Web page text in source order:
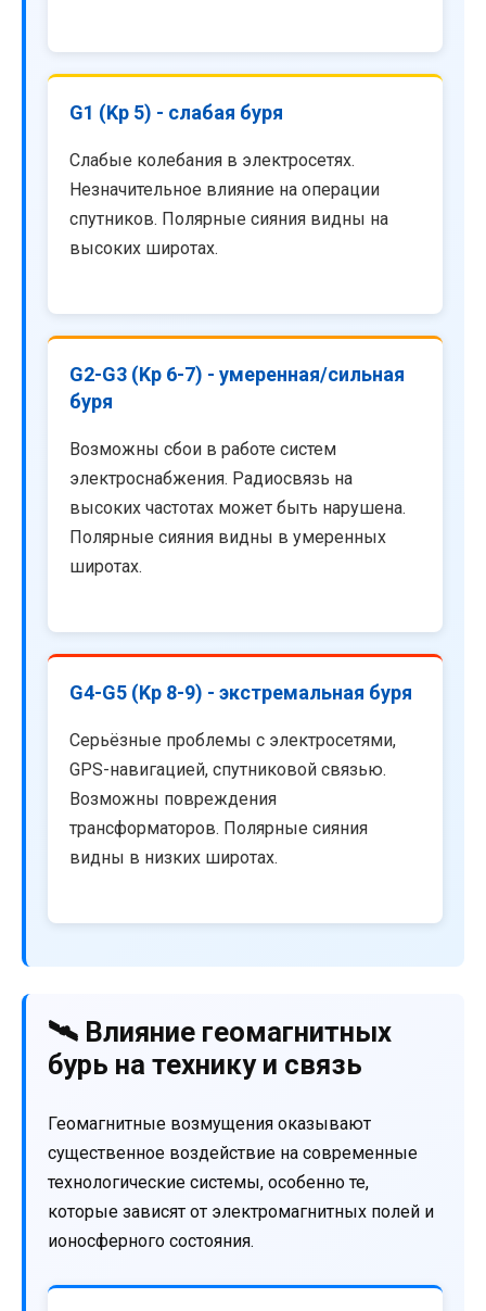
G1 (Kp 5) - слабая буря
Слабые колебания в электросетях.
Незначительное влияние на операции
спутников. Полярные сияния видны на
высоких широтах.
G2-G3 (Kp 6-7) - умеренная/сильная
буря
Возможны сбои в работе систем
электроснабжения. Радиосвязь на
высоких частотах может быть нарушена.
Полярные сияния видны в умеренных
широтах.
G4-G5 (Kp 8-9) - экстремальная буря
Серьёзные проблемы с электросетями,
GPS-навигацией, спутниковой связью.
Возможны повреждения
трансформаторов. Полярные сияния
видны в низких широтах.
🛰️ Влияние геомагнитных
бурь на технику и связь
Геомагнитные возмущения оказывают
существенное воздействие на современные
технологические системы, особенно те,
которые зависят от электромагнитных полей и
ионосферного состояния.